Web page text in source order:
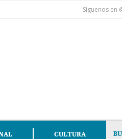
Síguenos en
CULTURA